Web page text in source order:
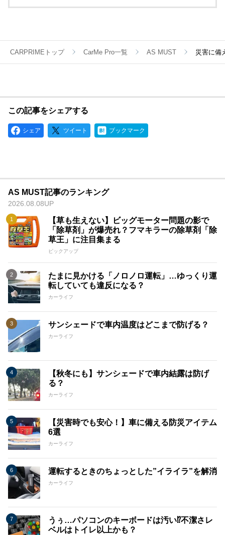
CARPRIMEトップ CarMe Pro一覧 AS MUST 災害に備
この記事をシェアする
シェア ツイート ブックマーク
AS MUST記事のランキング
2026.08.08UP
【草も生えない】ビッグモーター問題の影で
「除草剤」が爆売れ？フマキラーの除草剤「除
草王」に注目集まる
ピックアップ
たまに見かける「ノロノロ運転」…ゆっくり運
転していても違反になる？
カーライフ
サンシェードで車内温度はどこまで防げる？
カーライフ
【秋冬にも】サンシェードで車内結露は防げ
る？
カーライフ
【災害時でも安心！】車に備える防災アイテム
6選
カーライフ
運転するときのちょっとした”イライラ”を解消
カーライフ
うぅ…パソコンのキーボードは汚い⁉不潔さレ
ベルはトイレ以上かも？